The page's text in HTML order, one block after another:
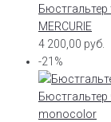
Бюстгальтер
MERCURIE
4 200,00 руб.
-21%
Бюстгальтер
monocolor